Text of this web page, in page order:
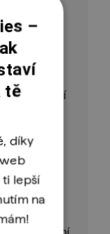
Nuomy
recruiter
svoji první
který
a AI.
se svým
–
tě
díky
ti lepší
na